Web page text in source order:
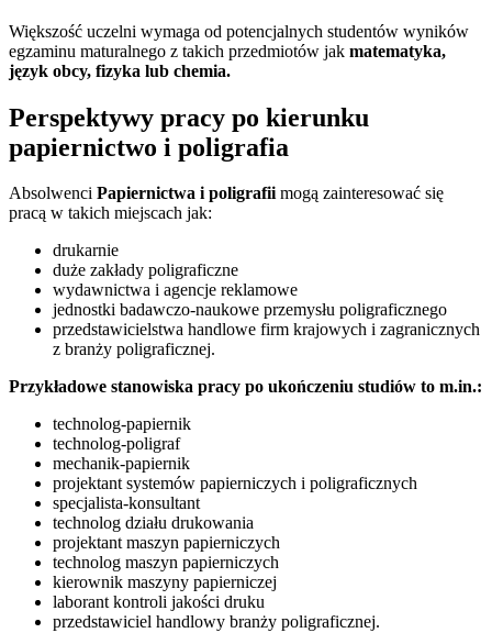
Większość uczelni wymaga od potencjalnych studentów wyników
egzaminu maturalnego z takich przedmiotów jak matematyka,
język obcy, fizyka lub chemia.
Perspektywy pracy po kierunku
papiernictwo i poligrafia
Absolwenci Papiernictwa i poligrafiimogą zainteresować się
pracą w takich miejscach jak:
drukarnie
duże zakłady poligraficzne
wydawnictwa i agencje reklamowe
jednostki badawczo-naukowe przemysłu poligraficznego
przedstawicielstwa handlowe firm krajowych i zagranicznych
z branży poligraficznej.
Przykładowe stanowiska pracy po ukończeniu studiów to m.in.:
technolog-papiernik
technolog-poligraf
mechanik-papiernik
projektant systemów papierniczych i poligraficznych
specjalista-konsultant
technolog działu drukowania
projektant maszyn papierniczych
technolog maszyn papierniczych
kierownik maszyny papierniczej
laborant kontroli jakości druku
przedstawiciel handlowy branży poligraficznej.